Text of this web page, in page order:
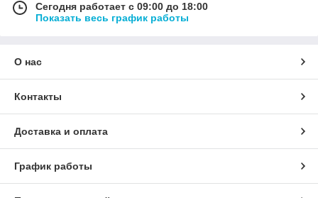
Сегодня работает с 09:00 до 18:00
Показать весь график работы
О нас
Контакты
Доставка и оплата
График работы